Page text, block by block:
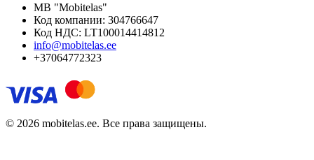
MB "Mobitelas"
Код компании: 304766647
Код НДС: LT100014414812
info@mobitelas.ee
+37064772323
© 2026 mobitelas.ee. Все права защищены.